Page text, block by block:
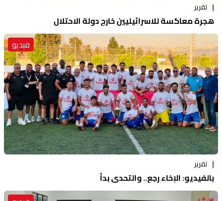
تقرير
هجرة معاكسة للاسرائيليين خارج دولة الاحتلال
فيديو
تقرير
بالفيديو: الإخاء رجع.. والتحدي بدأ